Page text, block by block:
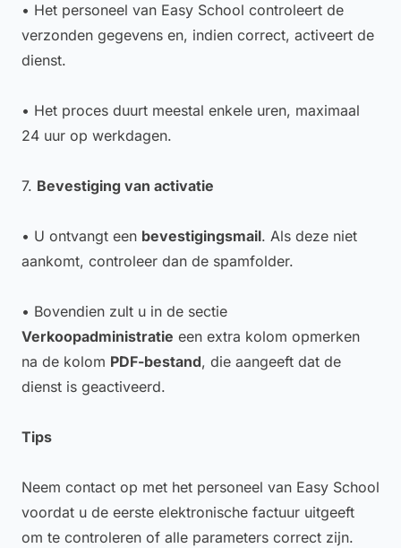
• Het personeel van Easy School controleert de
verzonden gegevens en, indien correct, activeert de
dienst.
• Het proces duurt meestal enkele uren, maximaal
24 uur op werkdagen.
7. Bevestiging van activatie
• U ontvangt een bevestigingsmail. Als deze niet
aankomt, controleer dan de spamfolder.
• Bovendien zult u in de sectie
Verkoopadministratie een extra kolom opmerken
na de kolom PDF-bestand, die aangeeft dat de
dienst is geactiveerd.
Tips
Neem contact op met het personeel van Easy School
voordat u de eerste elektronische factuur uitgeeft
om te controleren of alle parameters correct zijn.